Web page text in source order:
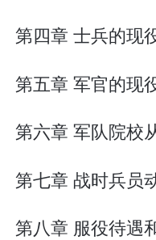
第四章 士兵的现
第五章 军官的现
第六章 军队院校
第七章 战时兵员
第八章 服役待遇